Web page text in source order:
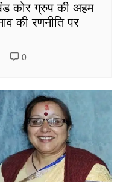
कोर ग्रुप की अहम
की रणनीति पर
0